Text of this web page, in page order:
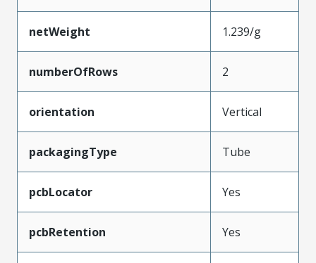
netWeight 1.239/g
numberOfRows 2
orientation Vertical
packagingType Tube
pcbLocator Yes
pcbRetention Yes